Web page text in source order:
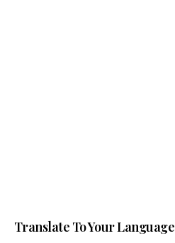
Translate To Your Language